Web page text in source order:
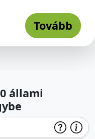
Tovább
állami